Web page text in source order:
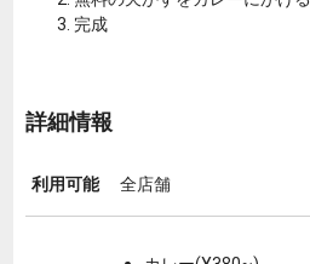
完成
詳細情報
利用可能 全店舗